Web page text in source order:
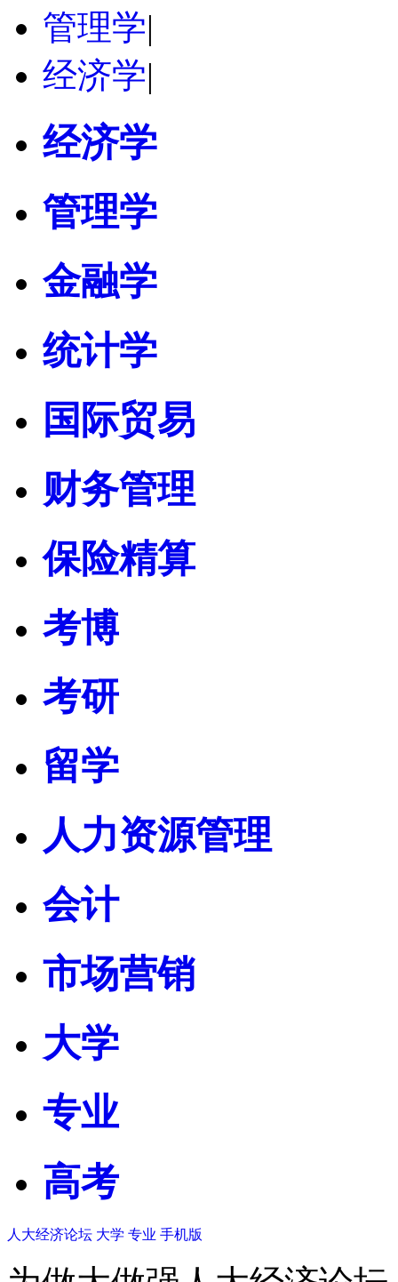
管理学|
经济学|
经济学
管理学
金融学
统计学
国际贸易
财务管理
保险精算
考博
考研
留学
人力资源管理
会计
市场营销
大学
专业
高考
人大经济论坛 大学 专业 手机版